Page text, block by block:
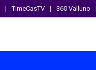
TimeCasTV 360 Valluno